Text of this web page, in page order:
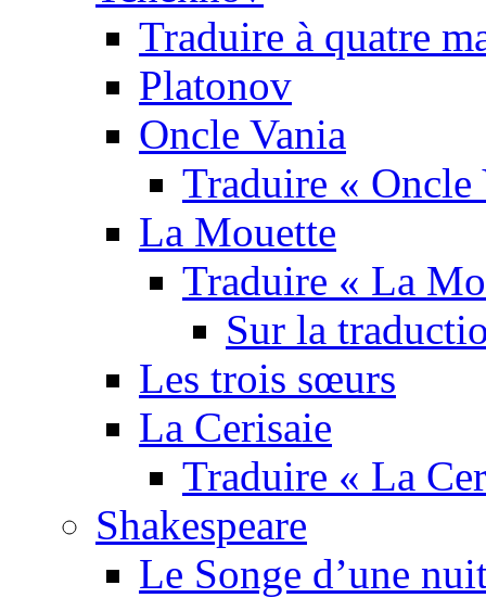
Traduire à quatre
Platonov
Oncle Vania
Traduire « Oncle
La Mouette
Traduire « La
Sur la
Les trois sœurs
La Cerisaie
Traduire « La
Shakespeare
Le Songe d’une